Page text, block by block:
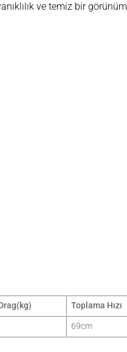
ve temiz bir görünüm
Toplama Hızı
69cm